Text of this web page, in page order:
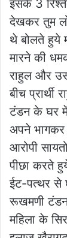
इसके 3
देखकर तुम
थे बोलते हुये
मारने की
राहुल और
बीच
टंडन के घर
अपने भागकर
आरोपी
पीछा करते
ईट-पत्थर से
रूखमणी
महिला के